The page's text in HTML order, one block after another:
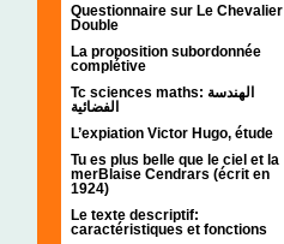
Questionnaire sur Le Chevalier
Double
La proposition subordonnée
complétive
Tc sciences maths: الهندسة
الفضائية
L’expiation Victor Hugo, étude
Tu es plus belle que le ciel et la
merBlaise Cendrars (écrit en
1924)
Le texte descriptif:
caractéristiques et fonctions